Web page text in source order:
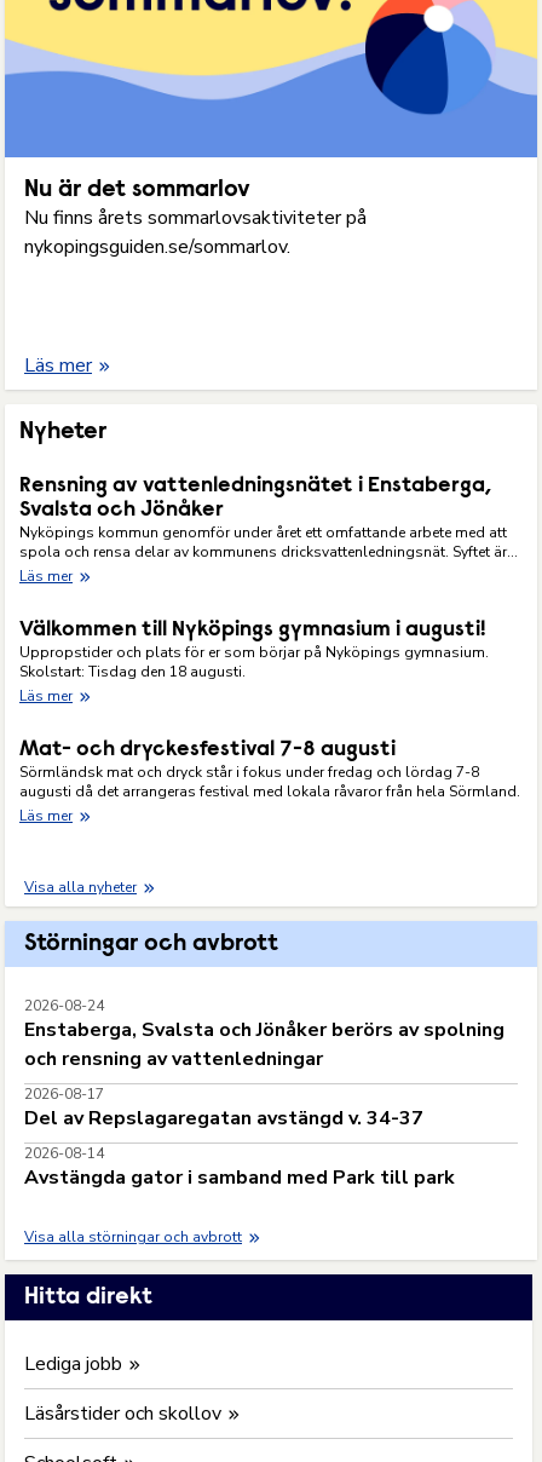
Nu är det sommarlov
Nu finns årets sommarlovsaktiviteter på
nykopingsguiden.se/sommarlov.
Läs mer
Nyheter
Rensning av vattenledningsnätet i Enstaberga,
Svalsta och Jönåker
Nyköpings kommun genomför under året ett omfattande arbete med att
spola och rensa delar av kommunens dricksvattenledningsnät. Syftet är
att förebygga missfärgat...
Läs mer
Välkommen till Nyköpings gymnasium i augusti!
Uppropstider och plats för er som börjar på Nyköpings gymnasium.
Skolstart: Tisdag den 18 augusti.
Läs mer
Mat- och dryckesfestival 7-8 augusti
Sörmländsk mat och dryck står i fokus under fredag och lördag 7-8
augusti då det arrangeras festival med lokala råvaror från hela Sörmland.
Läs mer
Visa alla nyheter
Störningar och avbrott
2026-08-24
Enstaberga, Svalsta och Jönåker berörs av spolning
och rensning av vattenledningar
2026-08-17
Del av Repslagaregatan avstängd v. 34-37
2026-08-14
Avstängda gator i samband med Park till park
Visa alla störningar och avbrott
Hitta direkt
Lediga jobb
Läsårstider och skollov